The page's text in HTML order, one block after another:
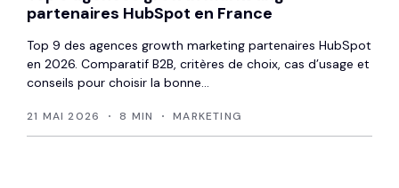
partenaires HubSpot en France
Top 9 des agences growth marketing partenaires HubSpot
en 2026. Comparatif B2B, critères de choix, cas d’usage et
conseils pour choisir la bonne...
21 MAI 2026 8 MIN MARKETING